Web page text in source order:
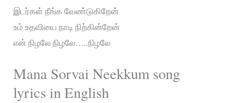
இடர்கள் நீங்க வேண்டுகிறேன்
உம் உதவியை நாடி நிற்கின்றேன்
என் நிழலே நிழலே…..நிழலே
Mana Sorvai Neekkum song
lyrics in English